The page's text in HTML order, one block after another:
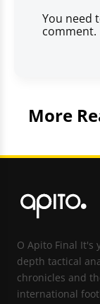
You need
comment.
More
O Apito Final
depth tactical
chronicles and
international